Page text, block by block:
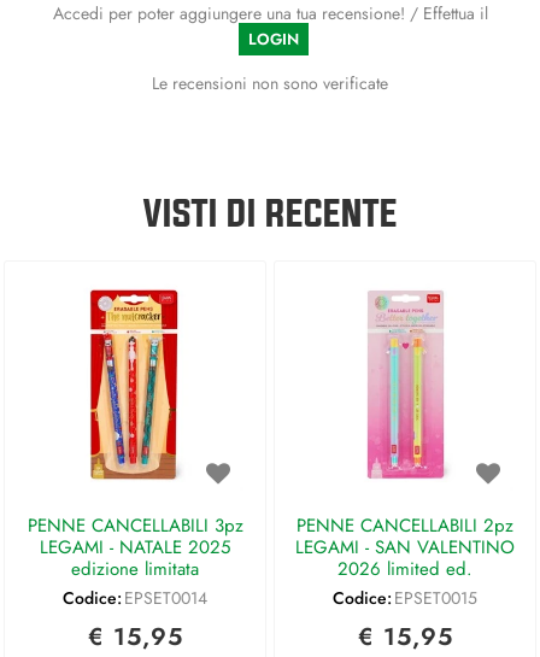
Accedi per poter aggiungere una tua recensione! / Effettua il
LOGIN
Le recensioni non sono verificate
VISTI DI RECENTE
PENNE CANCELLABILI 3pz
LEGAMI - NATALE 2025
edizione limitata
Codice: EPSET0014
€ 15,95
PENNE CANCELLABILI 2pz
LEGAMI - SAN VALENTINO
2026 limited ed.
Codice: EPSET0015
€ 15,95